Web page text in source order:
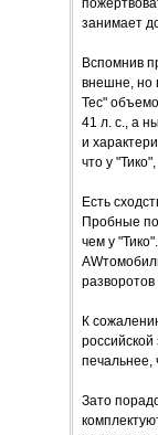
занимает
Вспомнив
внешне, но
Тес"
41 л. с., а
и
что у
Есть
Пробные
чем у
разворотов
К
печальнее,
Зато